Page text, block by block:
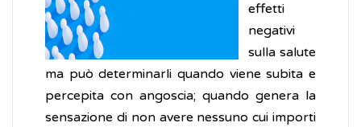
effetti
negativi
sulla salute
ma può determinarli quando viene subita e
percepita con angoscia; quando genera la
sensazione di non avere nessuno cui importi